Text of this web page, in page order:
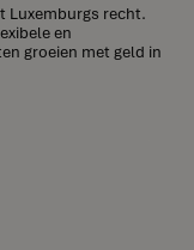
Luxemburgs recht.
en
groeien met geld in